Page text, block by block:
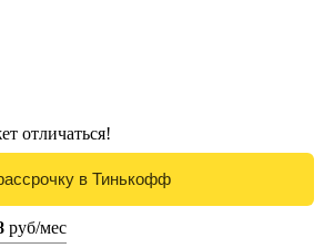
отличаться!
руб/мес